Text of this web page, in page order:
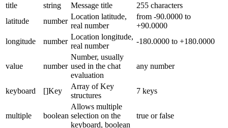
title
string Message title
255 characters
latitude
number
Location latitude,
real number
from -90.0000 to
+90.0000
longitude
number
Location longitude,
real number
-180.0000 to +180.0000
value number
Number, usually
used in the chat
evaluation
any number
keyboard []Key
Array of Key
structures
7 keys
multiple boolean
Allows multiple
selection on the
keyboard, boolean
true or false